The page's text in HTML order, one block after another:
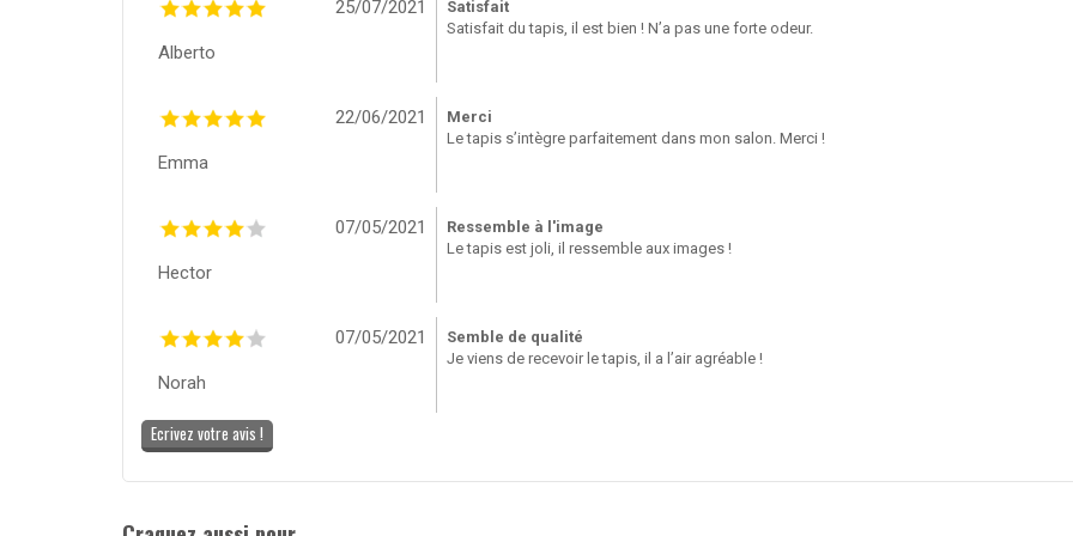
25/07/2021
Alberto
Satisfait
Satisfait du tapis, il est bien ! N’a pas une forte odeur.
22/06/2021
Emma
Merci
Le tapis s’intègre parfaitement dans mon salon. Merci !
07/05/2021
Hector
Ressemble à l'image
Le tapis est joli, il ressemble aux images !
07/05/2021
Norah
Semble de qualité
Je viens de recevoir le tapis, il a l’air agréable !
Ecrivez votre avis !